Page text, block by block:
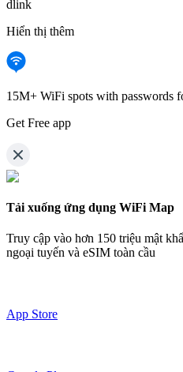
dlink
Hiển thị thêm
15M+ WiFi spots with passwords
Get Free app
Tải xuống ứng dụng WiFi Map
Truy cập vào hơn 150 triệu mật
ngoại tuyến và eSIM toàn cầu
App Store